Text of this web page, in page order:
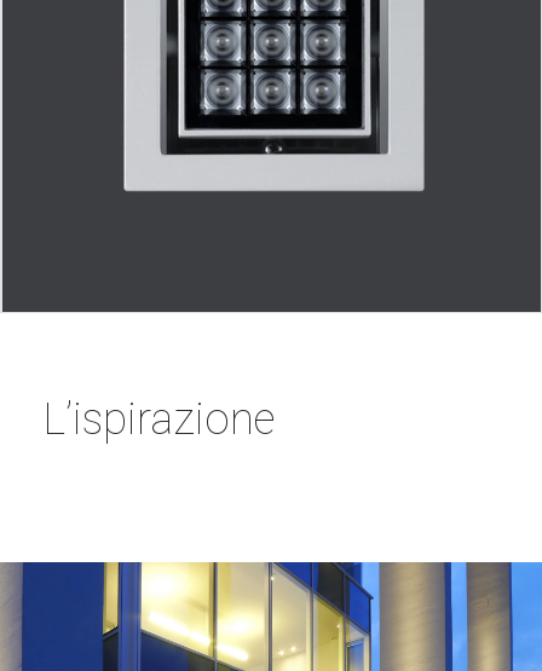
L’ispirazione